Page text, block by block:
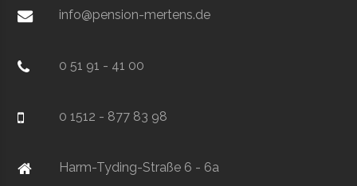
info@pension-mertens.de
0 51 91 - 41 00
0 1512 - 877 83 98
Harm-Tyding-Straße 6 - 6a